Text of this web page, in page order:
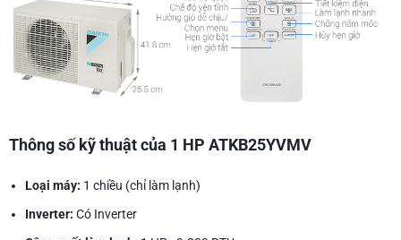
Thông số kỹ thuật của 1 HP ATKB25YVMV
Loại máy: 1 chiều (chỉ làm lạnh)
Inverter: Có Inverter